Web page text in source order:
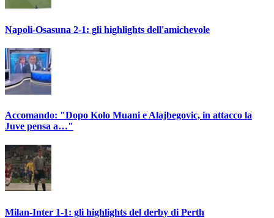
Napoli-Osasuna 2-1: gli highlights dell'amichevole
Accomando: "Dopo Kolo Muani e Alajbegovic, in attacco la
Juve pensa a…"
Milan-Inter 1-1: gli highlights del derby di Perth